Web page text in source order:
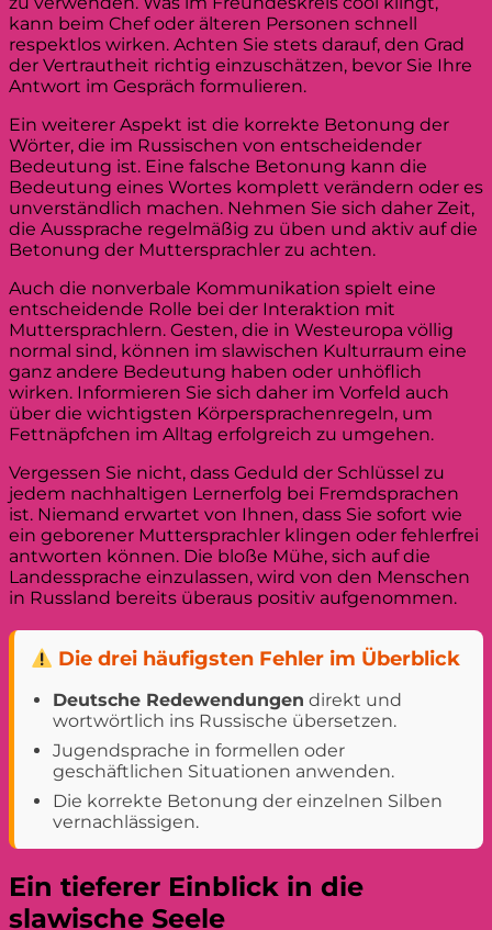
kann beim Chef oder älteren Personen schnell
respektlos wirken. Achten Sie stets darauf, den Grad
der Vertrautheit richtig einzuschätzen, bevor Sie Ihre
Antwort im Gespräch formulieren.
Ein weiterer Aspekt ist die korrekte Betonung der
Wörter, die im Russischen von entscheidender
Bedeutung ist. Eine falsche Betonung kann die
Bedeutung eines Wortes komplett verändern oder es
unverständlich machen. Nehmen Sie sich daher Zeit,
die Aussprache regelmäßig zu üben und aktiv auf die
Betonung der Muttersprachler zu achten.
Auch die nonverbale Kommunikation spielt eine
entscheidende Rolle bei der Interaktion mit
Muttersprachlern. Gesten, die in Westeuropa völlig
normal sind, können im slawischen Kulturraum eine
ganz andere Bedeutung haben oder unhöflich
wirken. Informieren Sie sich daher im Vorfeld auch
über die wichtigsten Körpersprachenregeln, um
Fettnäpfchen im Alltag erfolgreich zu umgehen.
Vergessen Sie nicht, dass Geduld der Schlüssel zu
jedem nachhaltigen Lernerfolg bei Fremdsprachen
ist. Niemand erwartet von Ihnen, dass Sie sofort wie
ein geborener Muttersprachler klingen oder fehlerfrei
antworten können. Die bloße Mühe, sich auf die
Landessprache einzulassen, wird von den Menschen
in Russland bereits überaus positiv aufgenommen.
Die drei häufigsten Fehler im Überblick
Deutsche Redewendungen direkt und
wortwörtlich ins Russische übersetzen.
Jugendsprache in formellen oder
geschäftlichen Situationen anwenden.
Die korrekte Betonung der einzelnen Silben
vernachlässigen.
Ein tieferer Einblick in die
slawische Seele